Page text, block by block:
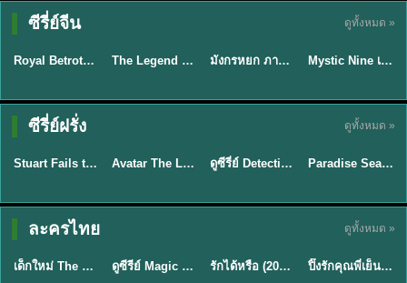
ซีรี่ย์จีน ดูทั้งหมด »
★9
ซับไทย
Royal Betrothal (2026) สัญญาวิวาห์แห่งราชวงศ์ พากย์ไทย ซับไทย EP1-32 ★8.5 The Legend of ShenLi ปฐพีไร้พ่าย (2024) พากย์ไทย ซับไทย EP.1-39 ★8 มังกรหยก ภาคมารบูรพาและพิษประจิม Duel on Mount Hua พากย์ไทย ★9
พากย์ไทย/ซับ
Mystic Nine เก้าสกุล (2026) พากย์ไทย ซับไทย EP.1-30
ซีรี่ย์ฝรั่ง ดูทั้งหมด »
★9.3
พากย์ไทย
Stuart Fails to Save the Universe สจ๊วตล่มแผนกู้จักรวาล (2026) พากย์ไทย ซับไทย EP.1-10 ★7.8 EP.7Avatar The Last Airbender 2 เณรน้อยเจ้าอภินิหาร พากย์ไทย EP.9ดูซีรี่ย์ Detective Hole (2026) พากย์ไทย HD ฟรี อัปเดตล่าสุด Netflix EP.8
พากย์ไทย
Paradise Season 2 (2026) พากย์ไทย EP1-8 ดูซีรี่ย์ฝรั่ง HD ครบทุกตอน
ละครไทย ดูทั้งหมด »
★ 8 EP.6
พากย์ไทย
เด็กใหม่ The Reset 2026 EP1-6 พากย์ไทย ดูซีรี่ย์ Netflix ล่าสุด HD ดูซีรีย์ Magic Move (2026) ทำนายทายรัก Thai EP.1-10 HD รักได้หรือ (2026) YOUNG Let's Begin Again พากย์ไทย EP.1-19 ★8
พากย์ไทย
ปิ๊งรักคุณพี่เย็นชา (2026) Frozen Valentine EP.1-10 (จบ)